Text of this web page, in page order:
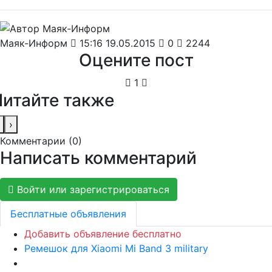
Маяк-Информ 15:16 19.05.2015 0 2244
Оцените пост
1
также
›
Комментарии (0)
Написать комментарий
Войти или зарегистрироваться
Бесплатные объявления
Добавить объявление бесплатно
Ремешок для Xiaomi Mi Band 3 military